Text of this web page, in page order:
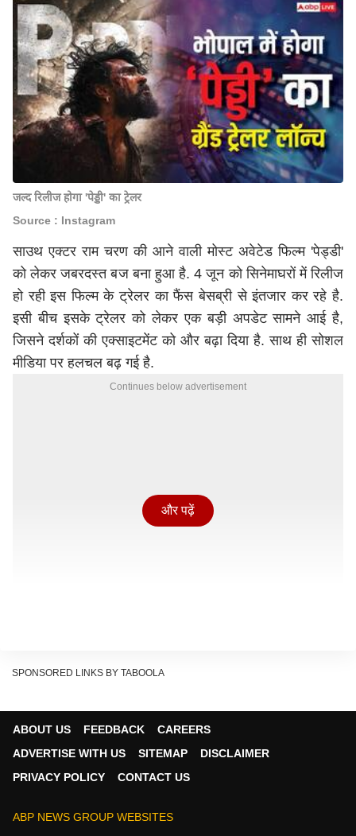
जल्द रिलीज होगा 'पेड्डी' का ट्रेलर
Source : Instagram
साउथ एक्टर राम चरण की आने वाली मोस्ट अवेटेड फिल्म 'पेड्डी'
को लेकर जबरदस्त बज बना हुआ है. 4 जून को सिनेमाघरों में रिलीज
हो रही इस फिल्म के ट्रेलर का फैंस बेसब्री से इंतजार कर रहे है.
इसी बीच इसके ट्रेलर को लेकर एक बड़ी अपडेट सामने आई है,
जिसने दर्शकों की एक्साइटमेंट को और बढ़ा दिया है. साथ ही सोशल
मीडिया पर हलचल बढ़ गई है.
Continues below advertisement
अगले वीकेंग शनिवार को भोपाल में भव्य तरीके से लॉन्च किया जा
और पढ़ें
SPONSORED LINKS BY TABOOLA
ABOUT US FEEDBACK
CAREERS
ADVERTISE WITH US
SITEMAP
DISCLAIMER
PRIVACY POLICY
CONTACT US
ABP NEWS GROUP WEBSITES